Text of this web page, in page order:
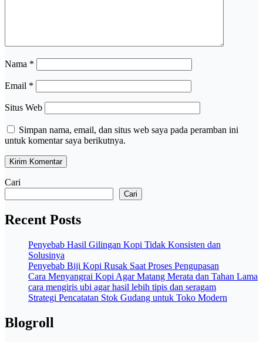
Nama *
Email *
Situs Web
Simpan nama, email, dan situs web saya pada peramban ini
untuk komentar saya berikutnya.
Cari
Cari
Recent Posts
Penyebab Hasil Gilingan Kopi Tidak Konsisten dan
Solusinya
Penyebab Biji Kopi Rusak Saat Proses Pengupasan
Cara Menyangrai Kopi Agar Matang Merata dan Tahan Lama
cara mengiris ubi agar hasil lebih tipis dan seragam
Strategi Pencatatan Stok Gudang untuk Toko Modern
Blogroll